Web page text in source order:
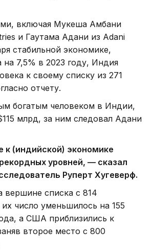
включая Мукеша Амбани
и Гаутама Адани из Adani
стабильной экономике,
на 7,5% в 2023 году, Индия
к своему списку из 271
отчету.
богатым человеком в Индии,
млрд, за ним следовал Адани
к (индийской) экономике
уровней, — сказал
Руперт Хугеверф.
вершине списка с 814
число уменьшилось на 155
а США приблизились к
второе место с 800